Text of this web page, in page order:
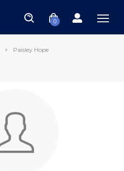
0
Paisley Hope